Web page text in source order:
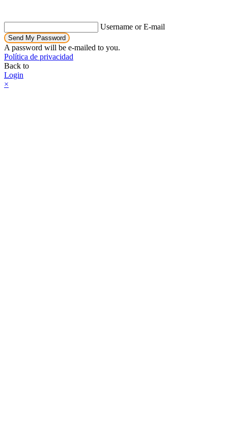
Username or E-mail
Send My Password
A password will be e-mailed to you.
Política de privacidad
Back to
Login
×